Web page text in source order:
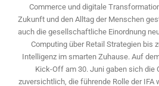
Commerce und digitale
Zukunft und den Alltag der Menschen
auch die gesellschaftliche Einordnung
Computing über Retail Strategien bis
Intelligenz im smarten Zuhause. Auf
Kick-Off am 30. Juni gaben sich die
zuversichtlich, die führende Rolle der IFA